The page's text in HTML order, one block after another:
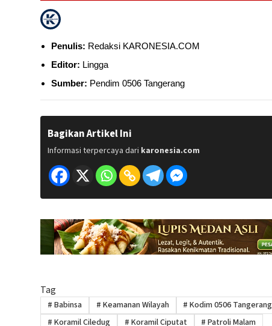
Penulis: Redaksi KARONESIA.COM
Editor: Lingga
Sumber: Pendim 0506 Tangerang
Bagikan Artikel Ini
Informasi terpercaya dari karonesia.com
Tag
# Babinsa # Keamanan Wilayah # Kodim 0506 Tangerang
# Koramil Ciledug # Koramil Ciputat # Patroli Malam